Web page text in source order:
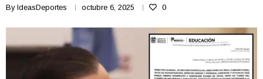
By IdeasDeportes octubre 6, 2025 0